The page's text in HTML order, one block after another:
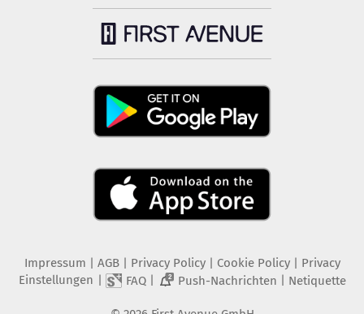
Impressum | AGB | Privacy Policy| Cookie Policy| Privacy
Einstellungen | FAQ| 2 Push-Nachrichten | Netiquette